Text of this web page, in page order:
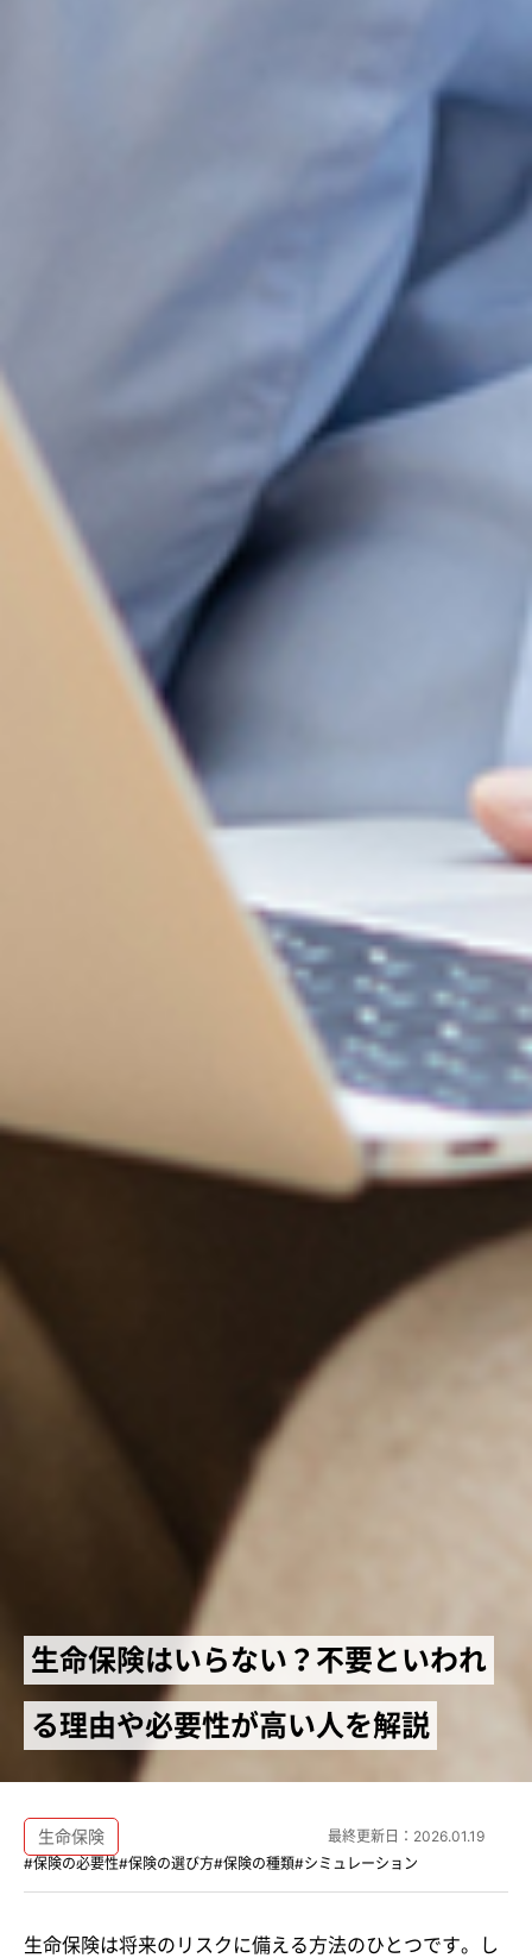
生命保険はいらない？不要といわれ
る理由や必要性が高い人を解説
生命保険
#保険の必要性#保険の選び方#保険の種類#シミュレーション
最終更新日： 2026.01.19
生命保険は将来のリスクに備える方法のひとつです。し